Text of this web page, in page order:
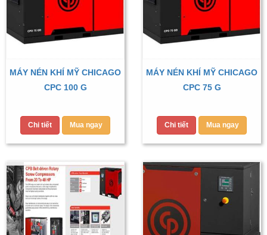
MÁY NÉN KHÍ MỸ CHICAGO
CPC 100 G
Chi tiết Mua ngay
MÁY NÉN KHÍ MỸ CHICAGO
CPC 75 G
Chi tiết Mua ngay